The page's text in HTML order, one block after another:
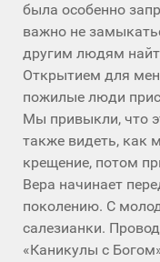
была особенно
важно не
другим людям
Открытием для
пожилые люди
Мы привыкли, что
также видеть, как
крещение, потом
Вера начинает
поколению. С
салезианки.
«Каникулы с